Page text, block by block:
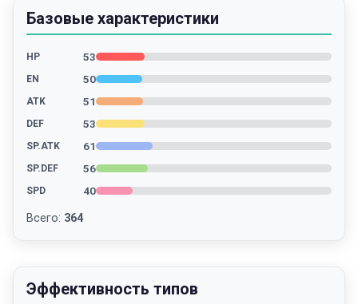
Базовые характеристики
HP 53
EN 50
ATK 51
DEF 53
SP.ATK 61
SP.DEF 56
SPD 40
Всего: 364
Эффективность типов